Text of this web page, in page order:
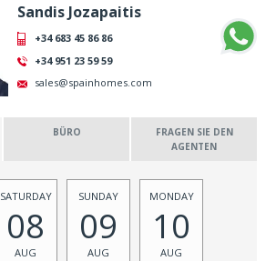
Sandis Jozapaitis
+34 683 45 86 86
+34 951 23 59 59
sales@spainhomes.com
BÜRO
FRAGEN SIE DEN
AGENTEN
SATURDAY
08
AUG
SUNDAY
09
AUG
MONDAY
10
AUG